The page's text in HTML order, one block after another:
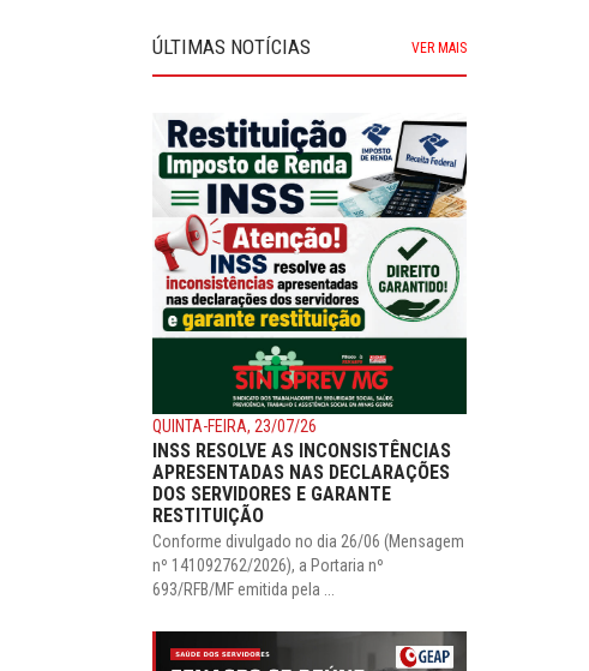
ÚLTIMAS NOTÍCIAS VER MAIS
QUINTA-FEIRA, 23/07/26
INSS RESOLVE AS INCONSISTÊNCIAS
APRESENTADAS NAS DECLARAÇÕES
DOS SERVIDORES E GARANTE
RESTITUIÇÃO
Conforme divulgado no dia 26/06 (Mensagem
nº 141092762/2026), a Portaria nº
693/RFB/MF emitida pela ...